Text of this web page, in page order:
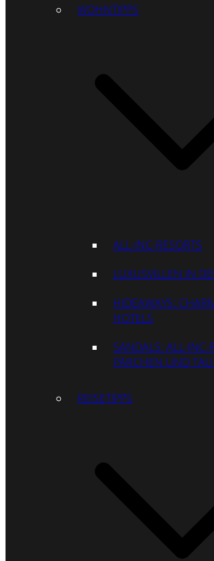
WOHNTIPPS
ALL-INC-RESORTS
LUXUSVILLEN IN
HIDEAWAYS:
HOTELS
SANDALS: ALL-INC-
PÄRCHEN UND
REISETIPPS